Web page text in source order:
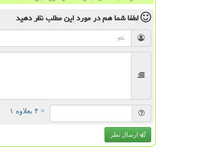
لطفا شما همدر مورد این مطلبنظر دهید
= ۴ بعلاوه ۱
ارسال نظر